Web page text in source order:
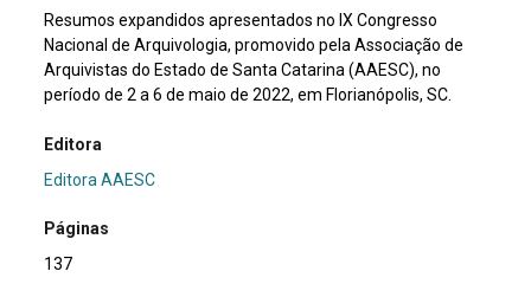
Resumos expandidos apresentados no IX Congresso
Nacional de Arquivologia, promovido pela Associação de
Arquivistas do Estado de Santa Catarina (AAESC), no
período de 2 a 6 de maio de 2022, em Florianópolis, SC.
Editora
Editora AAESC
Páginas
137